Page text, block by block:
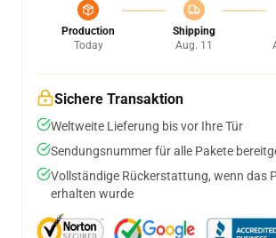
Production
Today
Shipping
Aug. 11
Sichere Transaktion
Weltweite Lieferung bis vor Ihre Tür
Sendungsnummer für alle Pakete
Vollständige Rückerstattung, wenn das
erhalten wurde